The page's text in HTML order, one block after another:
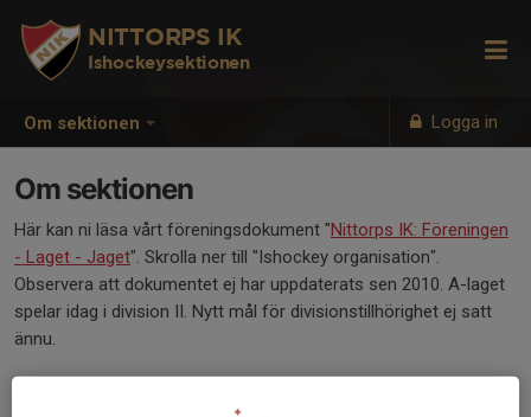
Om sektionen Logga in
NITTORPS IK
Ishockeysektionen
Om sektionen
Här kan ni läsa vårt föreningsdokument "Nittorps IK: Föreningen
- Laget - Jaget". Skrolla ner till "Ishockey organisation".
Observera att dokumentet ej har uppdaterats sen 2010. A-laget
spelar idag i division II. Nytt mål för divisionstillhörighet ej satt
ännu.